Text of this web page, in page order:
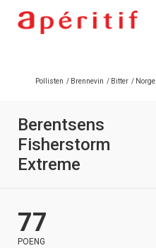
Pollisten / Brennevin / Bitter / Norge
Berentsens
Fisherstorm
Extreme
77
POENG